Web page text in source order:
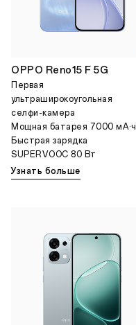
OPPO Reno15 F 5G
Первая
ультраширокоугольная
селфи-камера
Мощная батарея 7000 мА·ч
Быстрая зарядка
SUPERVOOC 80 Вт
Узнать больше